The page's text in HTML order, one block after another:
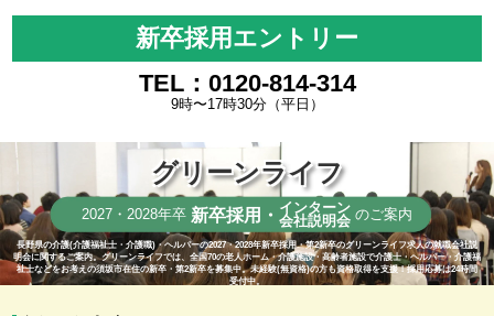
新卒採用エントリー
TEL：0120-814-314
9時〜17時30分（平日）
グリーンライフ
2027・2028年卒 新卒採用・ インターン
会社説明会 のご案内
長野県の介護(介護福祉士・介護職)・ヘルパーの2027・2028年新卒採用・第2新卒のグリーンライフ求人の就職会社説
明会に関するご案内。グリーンライフでは、全国70の老人ホーム・介護施設・高齢者施設で介護士・ヘルパー・介護福
祉士などをお考えの須坂市在住の新卒・第2新卒を募集中。未経験(無資格)の方も資格取得を支援！採用応募は24時間
受付中。